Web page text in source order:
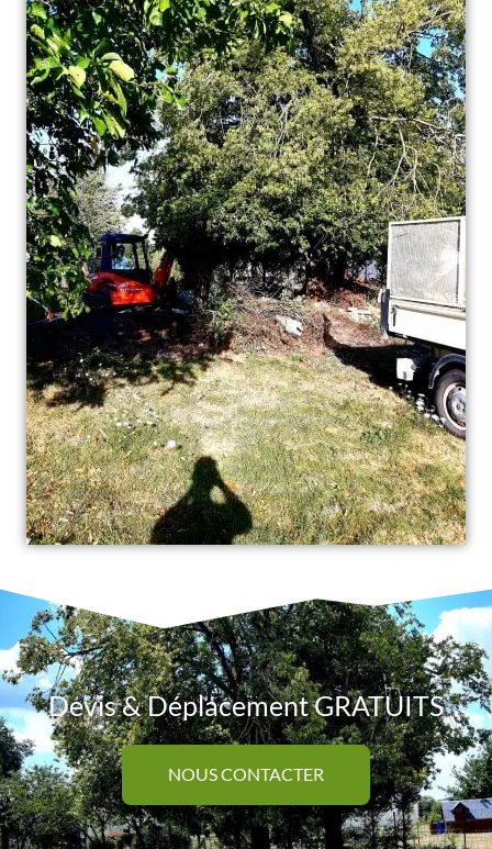
Devis & Déplacement GRATUITS
NOUS CONTACTER